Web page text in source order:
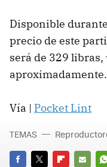
Disponible
precio de este
será de 329 libras,
aproximadamente.
Vía | Pocket Lint
TEMAS